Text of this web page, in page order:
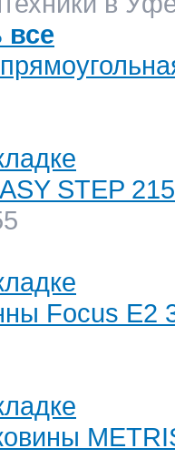
все
STEP
Focus E2